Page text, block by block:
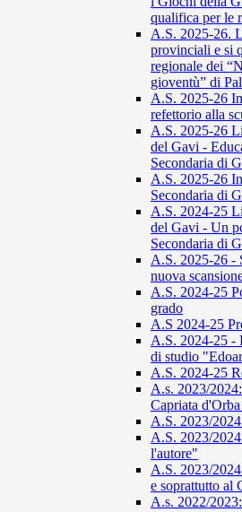
qualifica per le
A.S. 2025-26.
provinciali e si
regionale dei
gioventù” di
A.S. 2025-26
refettorio alla
A.S. 2025-26
del Gavi -
Secondaria di
A.S. 2025-26
Secondaria di
A.S. 2024-25
del Gavi - Un
Secondaria di
A.S. 2025-26 -
nuova
A.S. 2024-25
grado
A.S 2024-25
A.S. 2024-25 -
di studio
A.S. 2024-25
A.s. 2023/
Capriata
A.S. 2023/
A.S. 2023/
l'autore"
A.S. 2023/
e soprattutto al
A.s. 2022/